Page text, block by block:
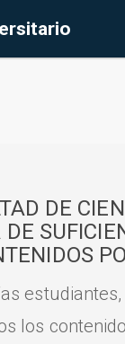
DE
DE
los